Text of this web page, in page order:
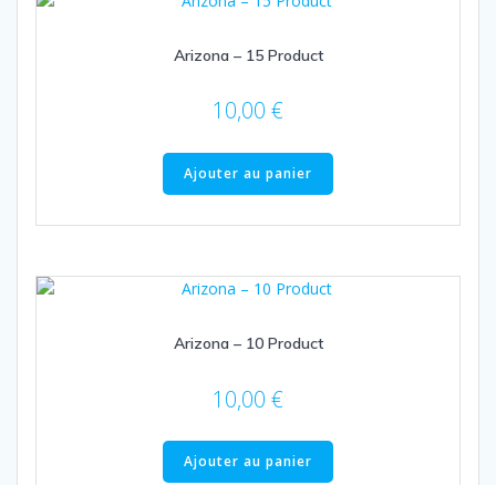
Arizona – 15 Product
10,00 €
Ajouter au panier
Arizona – 10 Product
10,00 €
Ajouter au panier